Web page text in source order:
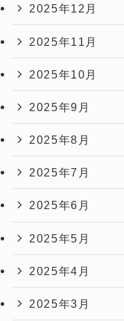
2025年12月
2025年11月
2025年10月
2025年9月
2025年8月
2025年7月
2025年6月
2025年5月
2025年4月
2025年3月